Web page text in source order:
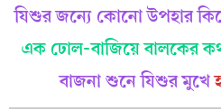
যিশুর জন্যে কোনো উপহার
এক ঢোল-বাজিয়ে বালকের
বাজনা শুনে যিশুর মুখে